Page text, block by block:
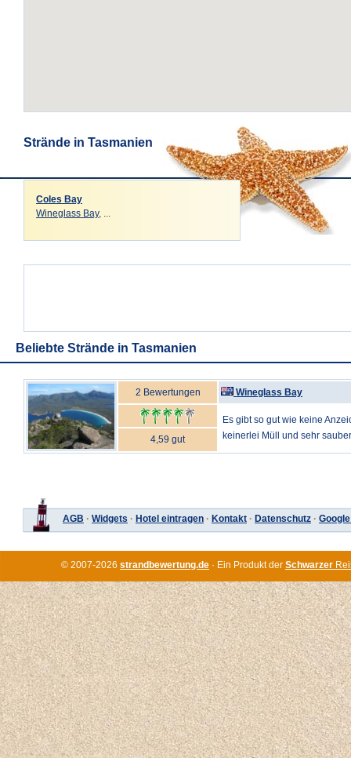
Strände in Tasmanien
Coles Bay
Wineglass Bay, ...
Beliebte Strände in Tasmanien
2 Bewertungen Wineglass Bay
Es gibt so gut wie keine
keinerlei Müll und sehr
4,59 gut
AGB · Widgets · Hotel eintragen · Kontakt · Datenschutz ·
© 2007-2026 strandbewertung.de · Ein Produkt der Schwarzer